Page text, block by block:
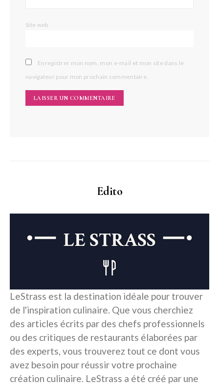
Site web
Enregistrer mon nom, mon e-mail et mon site dans le
navigateur pour mon prochain commentaire.
Edito
LeStrass est la destination idéale pour trouver
de l'inspiration culinaire. Que vous cherchiez
des articles écrits par des chefs professionnels
ou des critiques de restaurants élaborées par
des experts, vous trouverez tout ce dont vous
avez besoin pour réussir votre prochaine
création culinaire. LeStrass a été créé par une